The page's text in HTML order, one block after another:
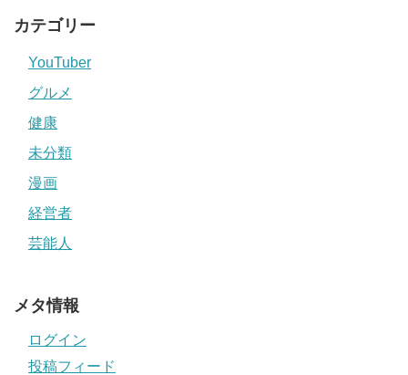
カテゴリー
YouTuber
グルメ
健康
未分類
漫画
経営者
芸能人
メタ情報
ログイン
投稿フィード